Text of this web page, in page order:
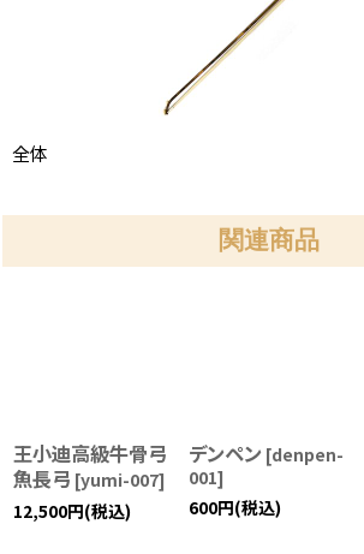
全体
関連商品
王小迪高級牛骨弓
魚長弓 [yumi-007]
12,500円(税込)
デンペン [denpen-
001]
600円(税込)